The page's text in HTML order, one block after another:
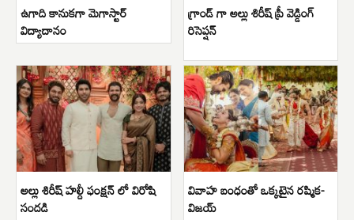
ఉగాది కానుకగా మెగాస్టార్
విద్యాదానం
గ్రాండ్ గా అల్లు శిరీష్ ప్రీ వెడ్డింగ్
రిసెప్షన్
అల్లు శిరీష్ హల్దీ ఫంక్షన్ లో విరోషి
సందడి
వివాహ బంధంతో ఒక్కటైన రష్మిక-
విజయ్